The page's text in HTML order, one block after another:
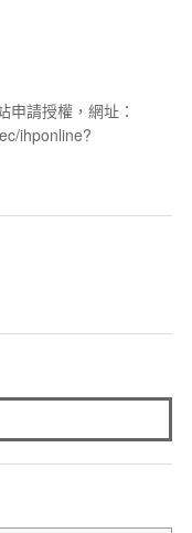
申請授權，網址：
ihponline?